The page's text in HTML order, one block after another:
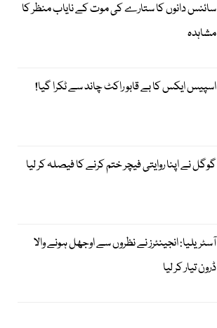
سائنس دانوں کا ستارے کی موت کے نایاب منظر کا
مشاہدہ
اسپیس ایکس کا بے قابو راکٹ چاند سے ٹکرا گیا!
گوگل نے اپنا روایتی فیچر ختم کرنے کا فیصلہ کر لیا
آسٹریلیا: انجینئرز نے نظروں سے اوجھل ہونے والا
ڈرون تیار کر لیا